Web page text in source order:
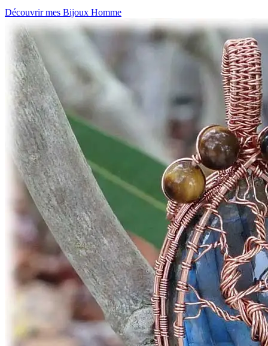
Découvrir mes Bijoux Homme